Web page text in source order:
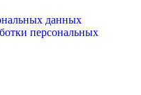
данных
персональных